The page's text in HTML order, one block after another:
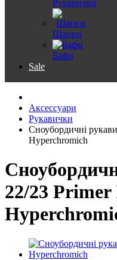
Рукавички
Шапки
Бафи
Sale
Аксессуари
Рукавички
Сноубордичні
Hyperchromich
22/23